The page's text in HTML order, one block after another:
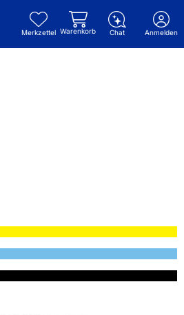
Merkzettel Warenkorb Chat Anmelden